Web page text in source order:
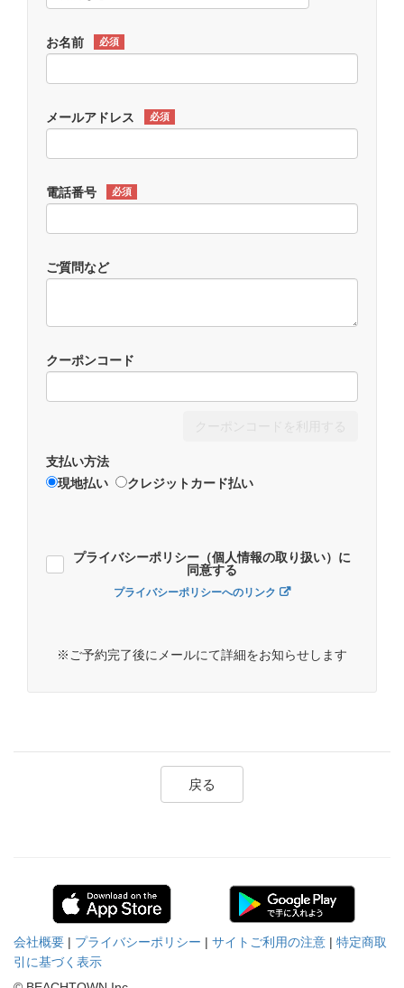
お名前 必須
メールアドレス 必須
電話番号 必須
ご質問など
クーポンコード
支払い方法
現地払い
クレジットカード払い
プライバシーポリシー（個人情報の取り扱い）に
同意する
プライバシーポリシーへのリンク
※ご予約完了後にメールにて詳細をお知らせします
戻る
会社概要 | プライバシーポリシー | サイトご利用の注意 | 特定商取
引に基づく表示